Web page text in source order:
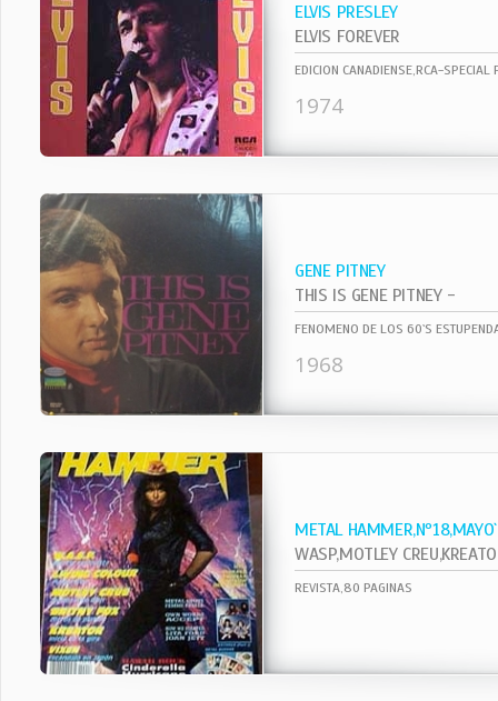
ELVIS PRESLEY
ELVIS FOREVER
EDICION CANADIENSE,RCA-
1974
GENE PITNEY
THIS IS GENE PITNEY -
FENOMENO DE LOS 60`S
1968
METAL
WASP,MOTLEY
REVISTA,80 PAGINAS